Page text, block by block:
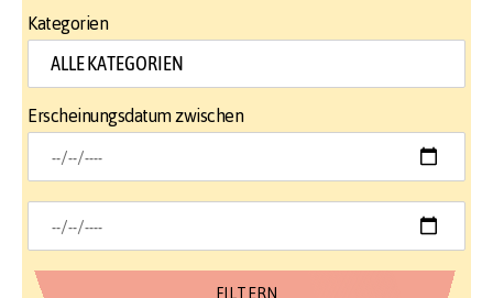
Kategorien
Erscheinungsdatum zwischen